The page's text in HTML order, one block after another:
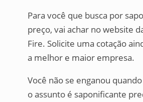
Para você que busca por
preço, vai achar no website
Fire. Solicite uma cotação
a melhor e maior empresa.
Você não se enganou
o assunto é saponificante